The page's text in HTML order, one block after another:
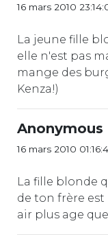
16 mars 2010
La jeune fille
elle n'est pas
mange des
Kenza!)
Anonymous
16 mars 2010
La fille blonde
de ton frère est
air plus age